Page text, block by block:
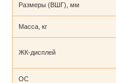
Размеры (ВШГ), мм
Масса, кг
ЖК-дисплей
ОС